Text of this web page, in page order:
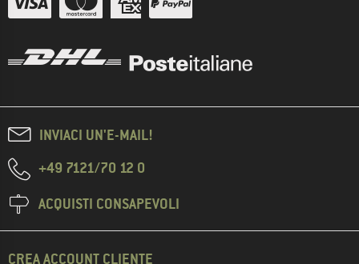
INVIACI UN'E-MAIL!
+49 7121/70 12 0
ACQUISTI CONSAPEVOLI
CREA ACCOUNT CLIENTE